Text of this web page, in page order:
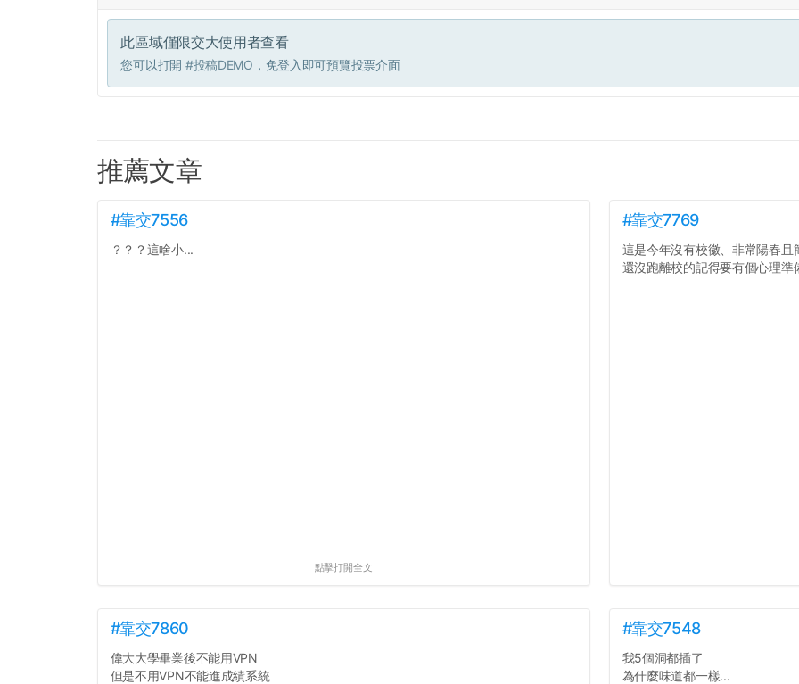
此區域僅限交大使用者查看
您可以打開 #投稿DEMO ，免登入即可預覽投票介面
推薦文章
#靠交7556
？？？這啥小...
點擊打開全文
#靠交7769
這是今年沒有校徽、非常陽春且
還沒跑離校的記得要有個心理準
#靠交7860
偉大大學畢業後不能用VPN
但是不用VPN不能進成績系統
#靠交7548
我5個洞都插了
為什麼味道都一樣...